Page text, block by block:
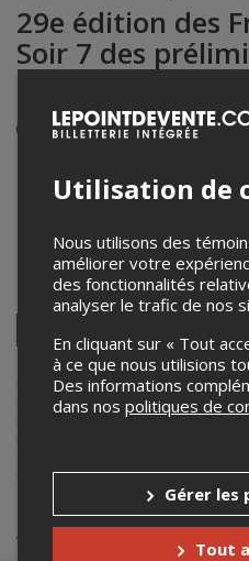
29e édition des
Soir 7 des
Événement en personne
20h00 – 23h30 / Entrée: 19h00
1676 rue Ontario est,
Partagez cet événement
Facebook
Twitter
LinkedinPinterestEnvoyer
par
courriel
Lepointdevente.com agit à titre
Francouvertesdans le cadre de
billets pour ses événements.
info@francouvertes.com.
Achat de billets
Utilisation de
Nous utilisons des
améliorer votre
des fonctionnalités
analyser le trafic de nos
En cliquant sur « Tout
à ce que nous utilisions
Des informations
dans nos politiques de
Gérer les
Tout